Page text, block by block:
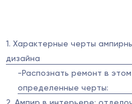
1. Характерные черты
дизайна
-Распознать ремонт в
определенные черты: